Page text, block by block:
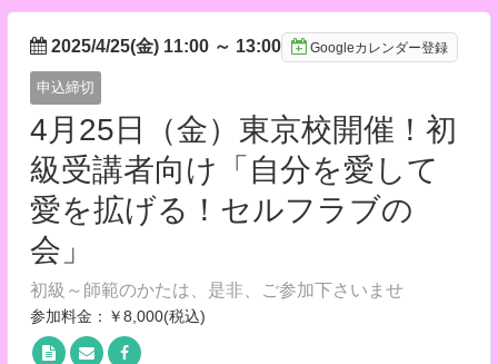
2025/4/25(金) 11:00 ～ 13:00 Googleカレンダー登録
申込締切
4月25日（金）東京校開催！初
級受講者向け「自分を愛して
愛を拡げる！セルフラブの
会」
初級～師範のかたは、是非、ご参加下さいませ
参加料金：￥8,000(税込)